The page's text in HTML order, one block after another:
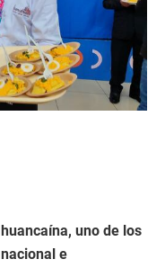
uno de los
e